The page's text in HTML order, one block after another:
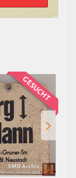
GESUCHT